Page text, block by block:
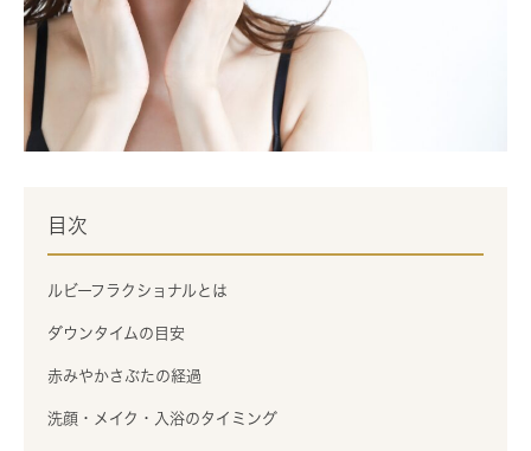
目次
ルビーフラクショナルとは
ダウンタイムの目安
赤みやかさぶたの経過
洗顔・メイク・入浴のタイミング